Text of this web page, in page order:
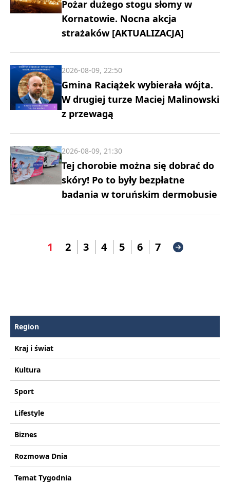
Pożar dużego stogu słomy w
Kornatowie. Nocna akcja
strażaków [AKTUALIZACJA]
Gmina Raciążek wybierała wójta.
W drugiej turze Maciej Malinowski
z przewagą
2026-08-09, 22:50
Tej chorobie można się dobrać do
skóry! Po to były bezpłatne
badania w toruńskim dermobusie
2026-08-09, 21:30
1 2 3 4 5 6 7
Region
Kraj i świat
Kultura
Sport
Lifestyle
Biznes
Rozmowa Dnia
Temat Tygodnia